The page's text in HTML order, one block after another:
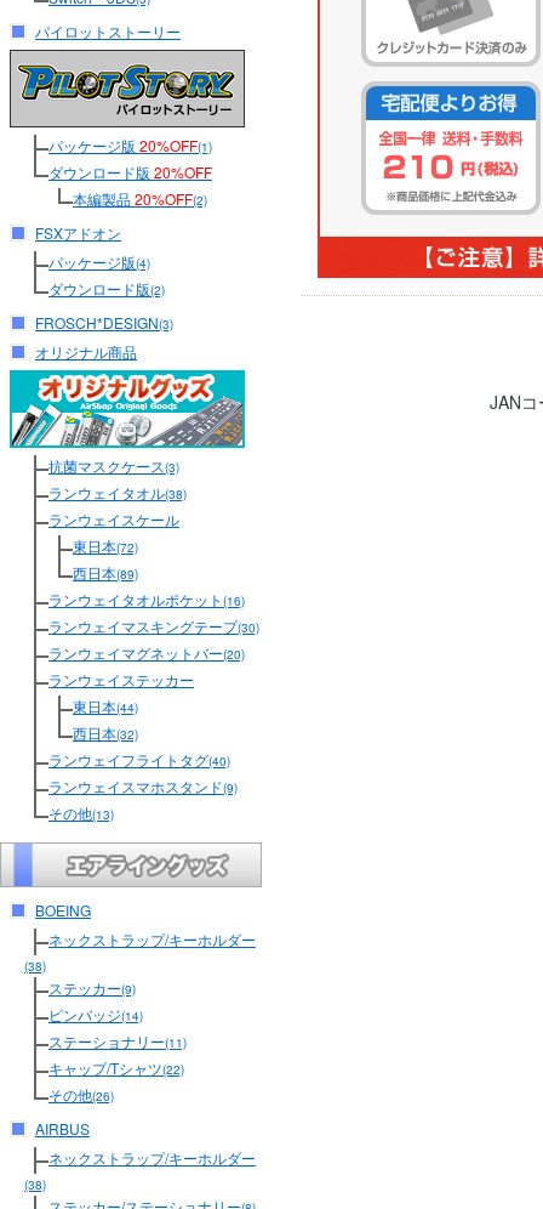
パイロットストーリー
パッケージ版 20%OFF(1)
ダウンロード版 20%OFF
本編製品20%OFF(2)
FSXアドオン
パッケージ版(4)
ダウンロード版(2)
FROSCH*DESIGN(3)
オリジナル商品
抗菌マスクケース(3)
ランウェイタオル(38)
ランウェイスケール
東日本(72)
西日本(89)
ランウェイタオルポケット (16)
ランウェイマスキングテープ(30)
ランウェイマグネットバー(20)
ランウェイステッカー
東日本(44)
西日本(32)
ランウェイフライトタグ(40)
ランウェイスマホスタンド(9)
その他(13)
BOEING
ネックストラップ/キーホルダー
(38)
ステッカー(9)
ピンバッジ(14)
ステーショナリー(11)
キャップ/Tシャツ(22)
その他(26)
AIRBUS
ネックストラップ/キーホルダー
(38)
JAN